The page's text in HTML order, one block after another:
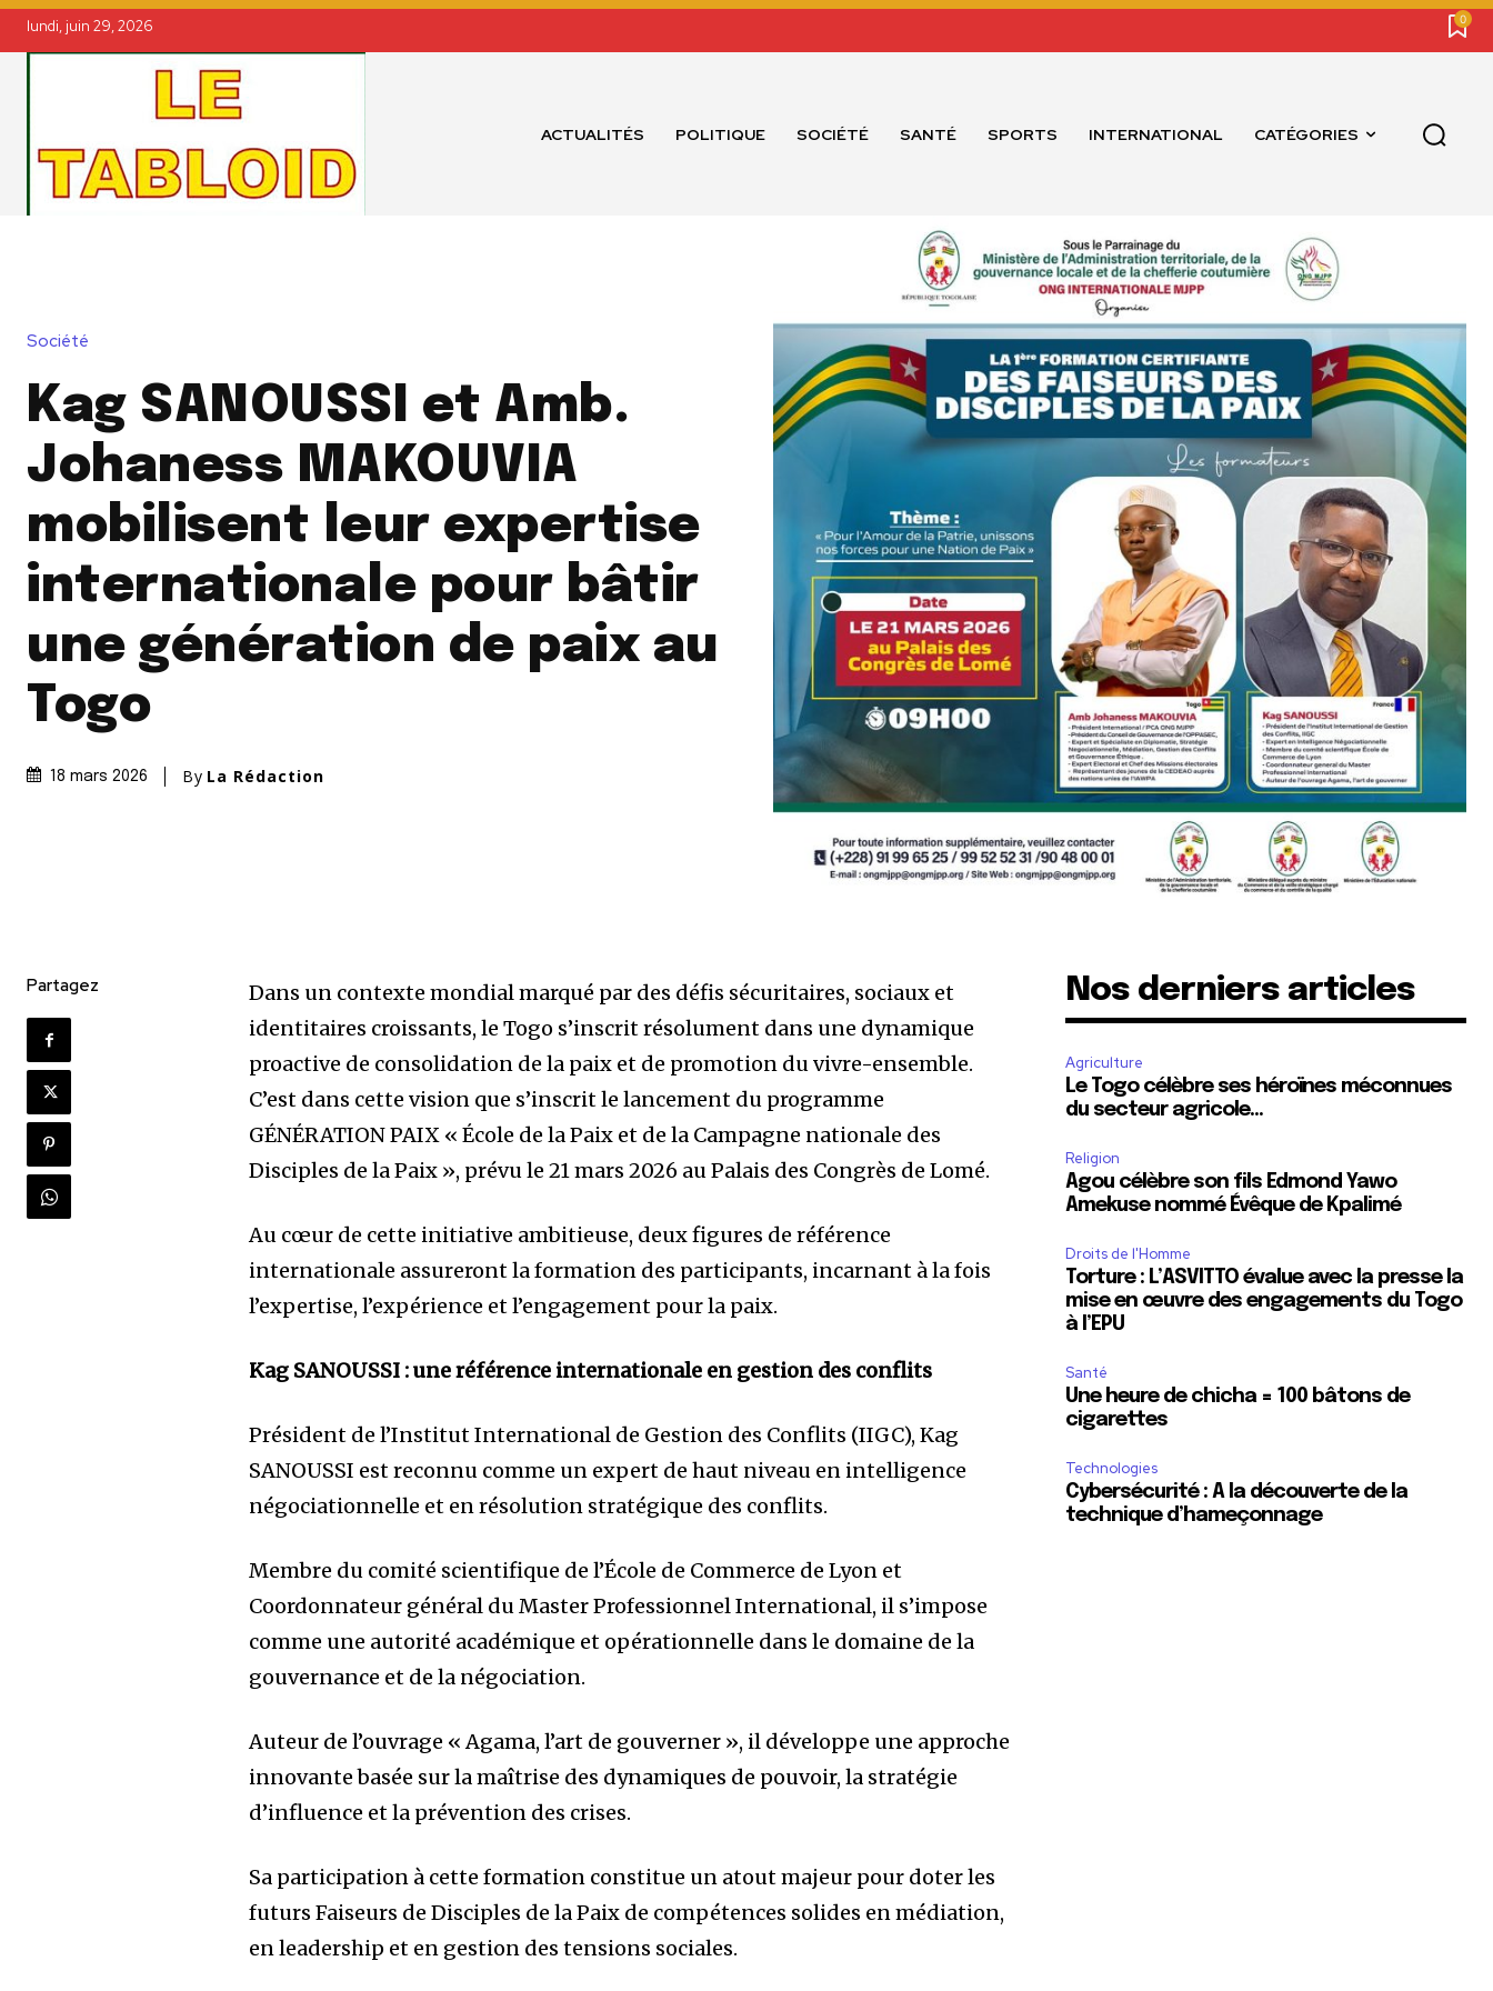
lundi, juin 29, 2026 0
ACTUALITÉS POLITIQUE SOCIÉTÉ SANTÉ SPORTS INTERNATIONAL CATÉGORIES
Société
Kag SANOUSSI et Amb.
Johaness MAKOUVIA
mobilisent leur expertise
internationale pour bâtir
une génération de paix au
Togo
18 mars 2026 By La Rédaction
Partagez
Dans un contexte mondial marqué par des défis sécuritaires, sociaux et
identitaires croissants, le Togo s’inscrit résolument dans une dynamique
proactive de consolidation de la paix et de promotion du vivre-ensemble.
C’est dans cette vision que s’inscrit le lancement du programme
GÉNÉRATION PAIX « École de la Paix et de la Campagne nationale des
Disciples de la Paix », prévu le 21 mars 2026 au Palais des Congrès de Lomé.
Au cœur de cette initiative ambitieuse, deux figures de référence
internationale assureront la formation des participants, incarnant à la fois
l’expertise, l’expérience et l’engagement pour la paix.
Kag SANOUSSI : une référence internationale en gestion des conflits
Président de l’Institut International de Gestion des Conflits (IIGC), Kag
SANOUSSI est reconnu comme un expert de haut niveau en intelligence
négociationnelle et en résolution stratégique des conflits.
Membre du comité scientifique de l’École de Commerce de Lyon et
Coordonnateur général du Master Professionnel International, il s’impose
comme une autorité académique et opérationnelle dans le domaine de la
gouvernance et de la négociation.
Auteur de l’ouvrage « Agama, l’art de gouverner », il développe une approche
innovante basée sur la maîtrise des dynamiques de pouvoir, la stratégie
d’influence et la prévention des crises.
Sa participation à cette formation constitue un atout majeur pour doter les
futurs Faiseurs de Disciples de la Paix de compétences solides en médiation,
en leadership et en gestion des tensions sociales.
Nos derniers articles
Agriculture
Le Togo célèbre ses héroïnes méconnues
du secteur agricole…
Religion
Agou célèbre son fils Edmond Yawo
Amekuse nommé Évêque de Kpalimé
Droits de l'Homme
Torture : L’ASVITTO évalue avec la presse la
mise en œuvre des engagements du Togo
à l’EPU
Santé
Une heure de chicha = 100 bâtons de
cigarettes
Technologies
Cybersécurité : A la découverte de la
technique d’hameçonnage